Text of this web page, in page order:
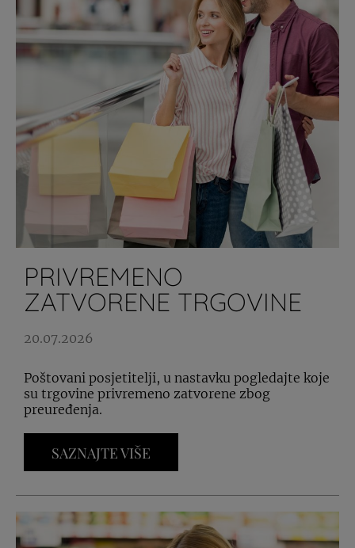
PRIVREMENO
ZATVORENE TRGOVINE
20.07.2026
Poštovani posjetitelji, u nastavku pogledajte koje
su trgovine privremeno zatvorene zbog
preuređenja.
SAZNAJTE VIŠE